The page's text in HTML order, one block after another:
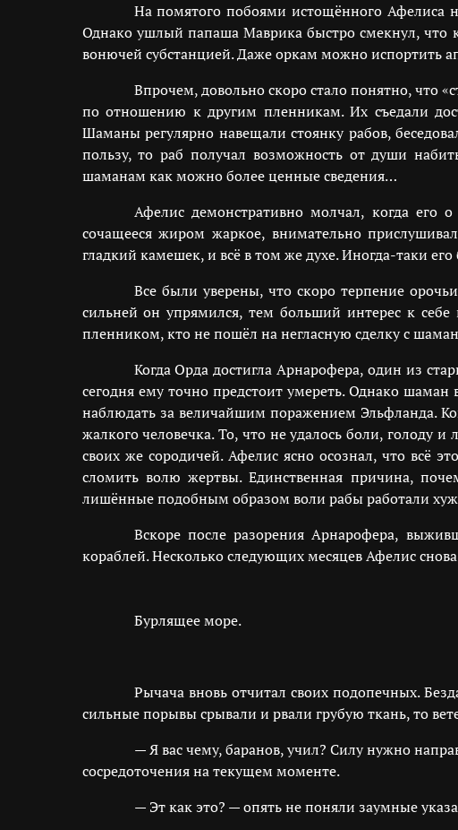
На помятого побоями истощённого Афелиса
Однако ушлый папаша Маврика быстро смекнул, что
вонючей субстанцией. Даже оркам можно испортить
Впрочем, довольно скоро стало понятно, что
по отношению к другим пленникам. Их съедали
Шаманы регулярно навещали стоянку рабов,
пользу, то раб получал возможность от души
шаманам как можно более ценные сведения…
Афелис демонстративно молчал, когда его
сочащееся жиром жаркое, внимательно
гладкий камешек, и всё в том же духе. Иногда-таки его
Все были уверены, что скоро терпение
сильней он упрямился, тем больший интерес к
пленником, кто не пошёл на негласную сделку с
Когда Орда достигла Арнарофера, один из
сегодня ему точно предстоит умереть. Однако шаман
наблюдать за величайшим поражением Эльфланда.
жалкого человечка. То, что не удалось боли, голоду
своих же сородичей. Афелис ясно осознал, что
сломить волю жертвы. Единственная причина,
лишённые подобным образом воли рабы работали
Вскоре после разорения Арнарофера,
кораблей. Несколько следующих месяцев Афелис
Бурлящее море.
Рычача вновь отчитал своих подопечных.
сильные порывы срывали и рвали грубую ткань, то
— Я вас чему, баранов, учил? Силу нужно
сосредоточения на текущем моменте.
— Эт как это? — опять не поняли заумные